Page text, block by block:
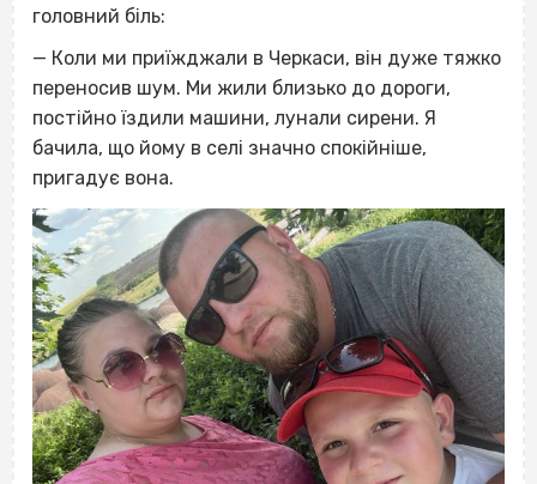
головний біль:
— Коли ми приїжджали в Черкаси, він дуже тяжко
переносив шум. Ми жили близько до дороги,
постійно їздили машини, лунали сирени. Я
бачила, що йому в селі значно спокійніше,
пригадує вона.